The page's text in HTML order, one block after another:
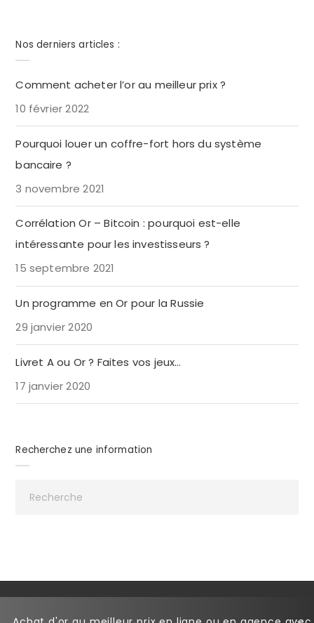
Nos derniers articles :
Comment acheter l’or au meilleur prix ?
10 février 2022
Pourquoi louer un coffre-fort hors du système
bancaire ?
3 novembre 2021
Corrélation Or – Bitcoin : pourquoi est-elle
intéressante pour les investisseurs ?
15 septembre 2021
Un programme en Or pour la Russie
29 janvier 2020
Livret A ou Or ? Faites vos jeux…
17 janvier 2020
Recherchez une information
Copyright © 2022